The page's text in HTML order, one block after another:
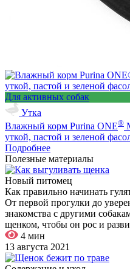
Для активных собак
Утка
Влажный корм Purina ONE®
уткой, пастой и зеленой
Подробнее
Полезные материалы
Новый питомец
Как правильно начинать
От первой прогулки до
знакомства с другими
щенком, чтобы он рос и
4 мин
13 августа 2021